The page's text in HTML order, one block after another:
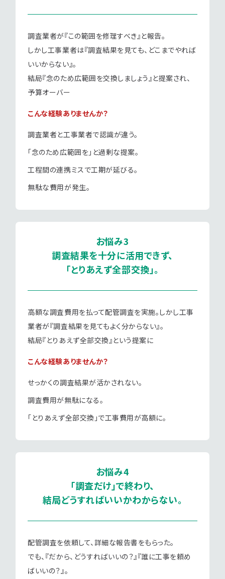
調査業者が『この範囲を修理すべき』と報告。
しかし工事業者は『調査結果を見ても、どこまでやれば
いいからない』。
結局『念のため広範囲を交換しましょう』と提案され、
予算オーバー
こんな経験ありませんか？
調査業者と工事業者で認識が違う。
「念のため広範囲を」と過剰な提案。
工程間の連携ミスで工期が延びる。
無駄な費用が発生。
お悩み3
調査結果を十分に活用できず、
「とりあえず全部交換」。
高額な調査費用を払って配管調査を実施。しかし工事
業者が『調査結果を見てもよく分からない』。
結局『とりあえず全部交換』という提案に
こんな経験ありませんか？
せっかくの調査結果が活かされない。
調査費用が無駄になる。
「とりあえず全部交換」で工事費用が高額に。
お悩み4
「調査だけ」で終わり、
結局どうすればいいかわからない。
配管調査を依頼して、詳細な報告書をもらった。
でも、『だから、どうすればいいの？』『誰に工事を頼め
ばいいの？』。